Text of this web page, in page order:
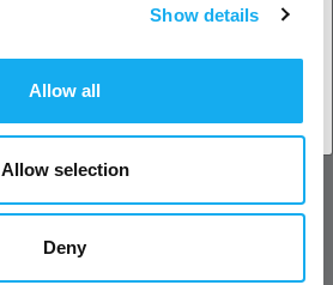
Show details
Allow all
Allow selection
Deny